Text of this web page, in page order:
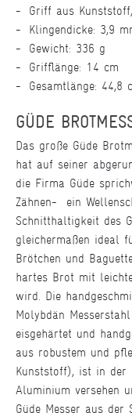
Griff aus
Klingendicke: 3,9
Gewicht: 336 g
Grifflänge: 14 cm
Gesamtlänge: 44,8
GÜDE
Das große Güde
hat auf seiner
die Firma Güde
Zähnen- ein
Schnitthaltigkeit des
gleichermaßen ideal
Brötchen und
hartes Brot mit
wird. Die
Molybdän
eisgehärtet und
aus robustem und
Kunststoff), ist in der
Aluminium versehen
Güde Messer aus